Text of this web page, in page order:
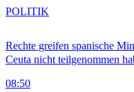
Rechte greifen spanische
Ceuta nicht teilgenommen
08:50
POLITIK